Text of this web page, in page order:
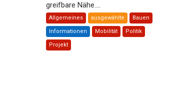
greifbare Nähe....
Allgemeines ausgewählte Bauen
Informationen Mobilität Politik
Projekt